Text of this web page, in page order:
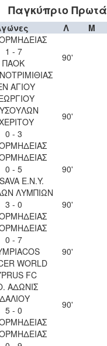
Παγκύπριο
Λ Μ
1 - 7
ΠΑΟΚ
90'
ΑΓΙΟΥ
0 - 3
90'
0 - 5
Ε.Ν.Y.
90'
ΛΥΜΠΙΩΝ
3 - 0
90'
0 - 7
WORLD
FC
90'
ΑΔΩΝΙΣ
5 - 0
90'